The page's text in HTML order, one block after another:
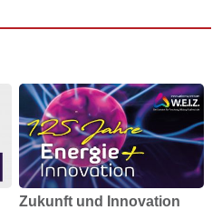
Zukunft und Innovation